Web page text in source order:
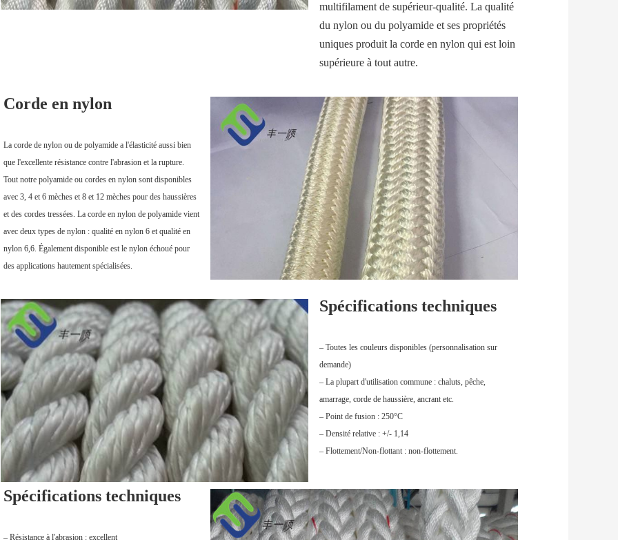
multifilament de supérieur-qualité. La qualité
du nylon ou du polyamide et ses propriétés
uniques produit la corde en nylon qui est loin
supérieure à tout autre.
Corde en nylon
La corde de nylon ou de polyamide a l'élasticité aussi bien
que l'excellente résistance contre l'abrasion et la rupture.
Tout notre polyamide ou cordes en nylon sont disponibles
avec 3, 4 et 6 mèches et 8 et 12 mèches pour des haussières
et des cordes tressées. La corde en nylon de polyamide vient
avec deux types de nylon : qualité en nylon 6 et qualité en
nylon 6,6. Également disponible est le nylon échoué pour
des applications hautement spécialisées.
Spécifications techniques
– Toutes les couleurs disponibles (personnalisation sur
demande)
– La plupart d'utilisation commune : chaluts, pêche,
amarrage, corde de haussière, ancrant etc.
– Point de fusion : 250°C
– Densité relative : +/- 1,14
– Flottement/Non-flottant : non-flottement.
Spécifications techniques
– Résistance à l'abrasion : excellent